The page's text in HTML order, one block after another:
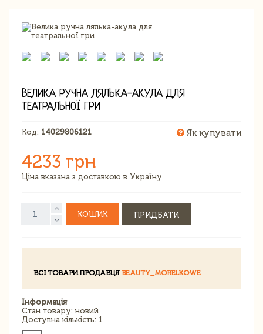
ВЕЛИКА РУЧНА ЛЯЛЬКА-АКУЛА ДЛЯ
ТЕАТРАЛЬНОЇ ГРИ
Код: 14029806121 Як купувати
4233 грн
Ціна вказана з доставкою в Україну
КОШИК ПРИДБАТИ
ВСІ ТОВАРИ ПРОДАВЦЯ BEAUTY_MORELKOWE
Інформація
Стан товару: новий
Доступна кількість: 1